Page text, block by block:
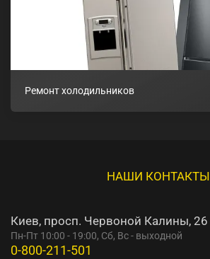
Ремонт холодильников
НАШИ КОНТАКТЫ
Киев, просп. Червоной Калины, 26
Пн-Пт 10:00 - 19:00, Сб, Вс - выходной
0-800-211-501